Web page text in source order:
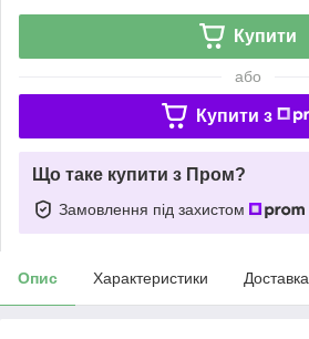
Купити
або
Купити з
Що таке купити з Пром?
Замовлення під захистом
Опис Характеристики Доставка